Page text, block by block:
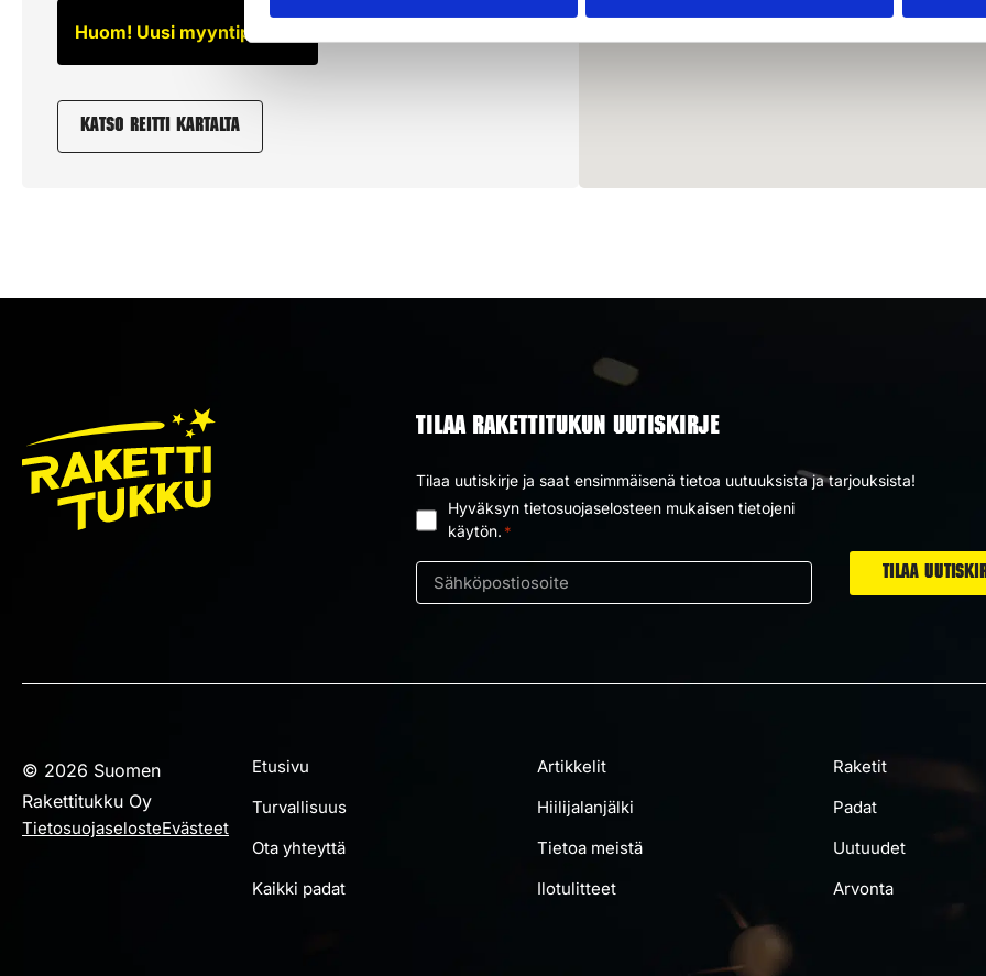
Huom! Uusi myyntipaikka.
Katso reitti kartalta
TILAA RAKETTITUKUN UUTISKIRJE
Tilaa uutiskirje ja saat ensimmäisenä tietoa uutuuksista ja tarjouksista!
Suostumus
*
Hyväksyn tietosuojaselosteen mukaisen tietojeni
käytön. *
Sähköposti
© 2026 Suomen
Rakettitukku Oy
TietosuojaselosteEvästeet
Etusivu
Turvallisuus
Ota yhteyttä
Kaikki padat
Artikkelit
Hiilijalanjälki
Tietoa meistä
Ilotulitteet
Raketit
Padat
Uutuudet
Arvonta